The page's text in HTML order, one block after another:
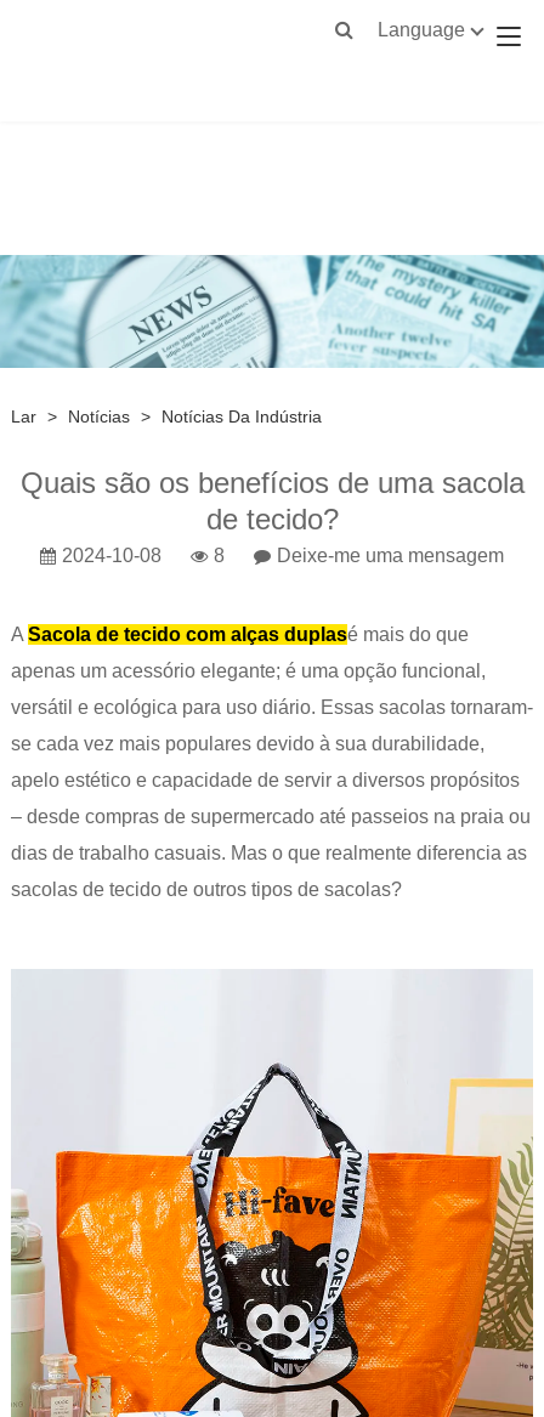
Language
Lar > Notícias > Notícias Da Indústria
Quais são os benefícios de uma sacola
de tecido?
2024-10-08 8 Deixe-me uma mensagem
A Sacola de tecido com alças duplasé mais do que
apenas um acessório elegante; é uma opção funcional,
versátil e ecológica para uso diário. Essas sacolas tornaram-
se cada vez mais populares devido à sua durabilidade,
apelo estético e capacidade de servir a diversos propósitos
– desde compras de supermercado até passeios na praia ou
dias de trabalho casuais. Mas o que realmente diferencia as
sacolas de tecido de outros tipos de sacolas?